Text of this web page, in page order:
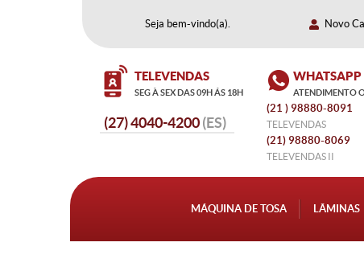
Seja bem-vindo(a). Novo
TELEVENDAS
SEG À SEX DAS 09H ÁS 18H
4040-4200
WHATSAPP
ATENDIMENTO
(21 ) 98880-8091
TELEVENDAS
(21) 98880-8069
TELEVENDAS II
MÁQUINA DE TOSA LÂMINAS